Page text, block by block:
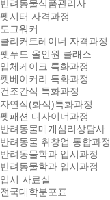
반려동물식품관리사
펫시터 자격과정
도그워커
클리커트레이너 자격과정
펫푸드 올인원 클래스
입체케이크 특화과정
펫베이커리 특화과정
건조간식 특화과정
자연식(화식)특화과정
펫패션 디자이너과정
반려동물매개심리상담사
반려동물 취창업 통합과정
반려동물학과 입시과정
반려동물학과 입시과정
입시 자료실
전국대학분포표